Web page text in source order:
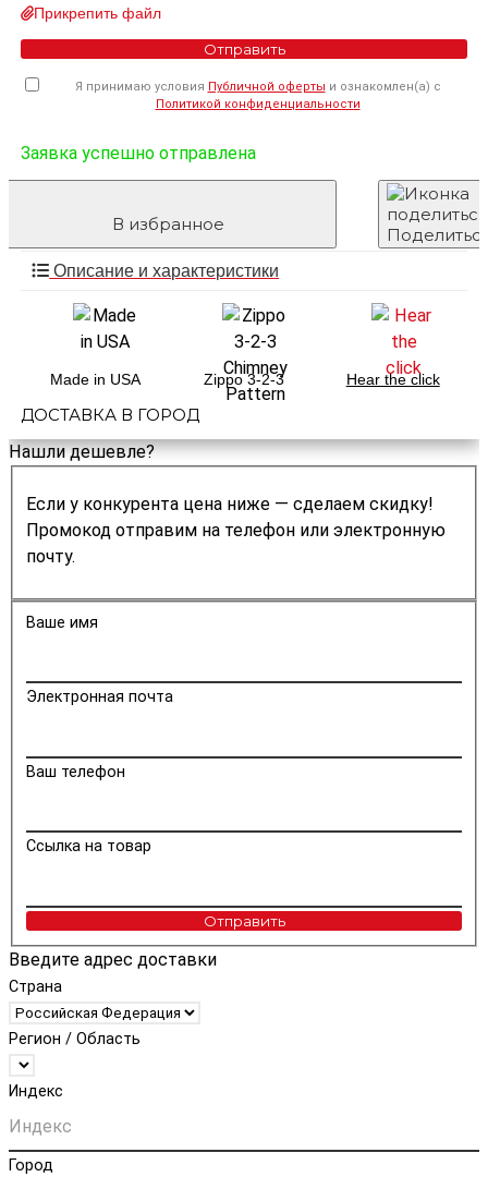
Прикрепить файл
Отправить
Я принимаю условия Публичной оферты и ознакомлен(а) с
Политикой конфиденциальности
Заявка успешно отправлена
В избранное
Описание и характеристики
Made in USA Zippo 3-2-3 Hear the click
ДОСТАВКА В ГОРОД
Нашли дешевле?
Если у конкурента цена ниже — сделаем скидку!
Промокод отправим на телефон или электронную
почту.
Ваше имя
Электронная почта
Ваш телефон
Ссылка на товар
Отправить
Введите адрес доставки
Страна
Регион / Область
Индекс
Город